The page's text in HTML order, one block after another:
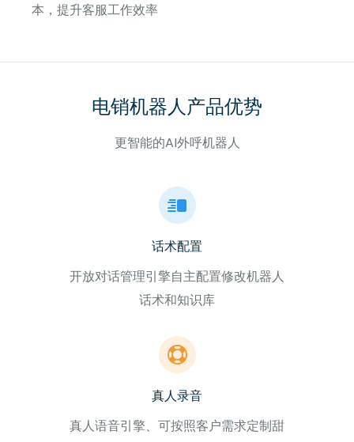
本，提升客服工作效率
电销机器人产品优势
更智能的AI外呼机器人
话术配置
开放对话管理引擎自主配置修改机器人
话术和知识库
真人录音
真人语音引擎、可按照客户需求定制甜